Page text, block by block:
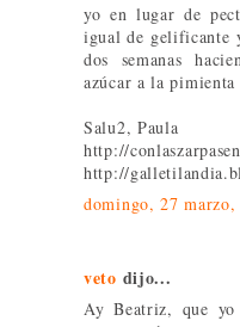
yo en lugar de
igual de gelificante
dos semanas
azúcar a la
Salu2, Paula
http://
http://
domingo, 27 marzo,
veto dijo...
Ay Beatriz, que